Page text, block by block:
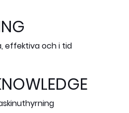
effektiva och i tid